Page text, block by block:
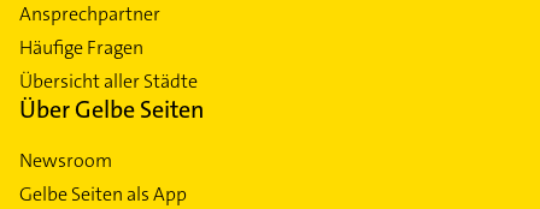
Ansprechpartner
Häufige Fragen
Übersicht aller Städte
Über Gelbe Seiten
Newsroom
Gelbe Seiten als App